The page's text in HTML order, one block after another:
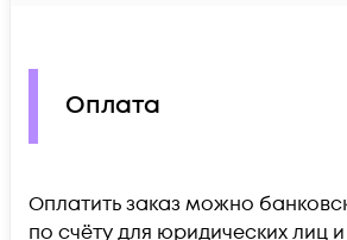
Оплата
Оплатить заказ можно
по счёту для юридических лиц